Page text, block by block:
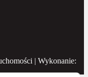
| Wykonanie: